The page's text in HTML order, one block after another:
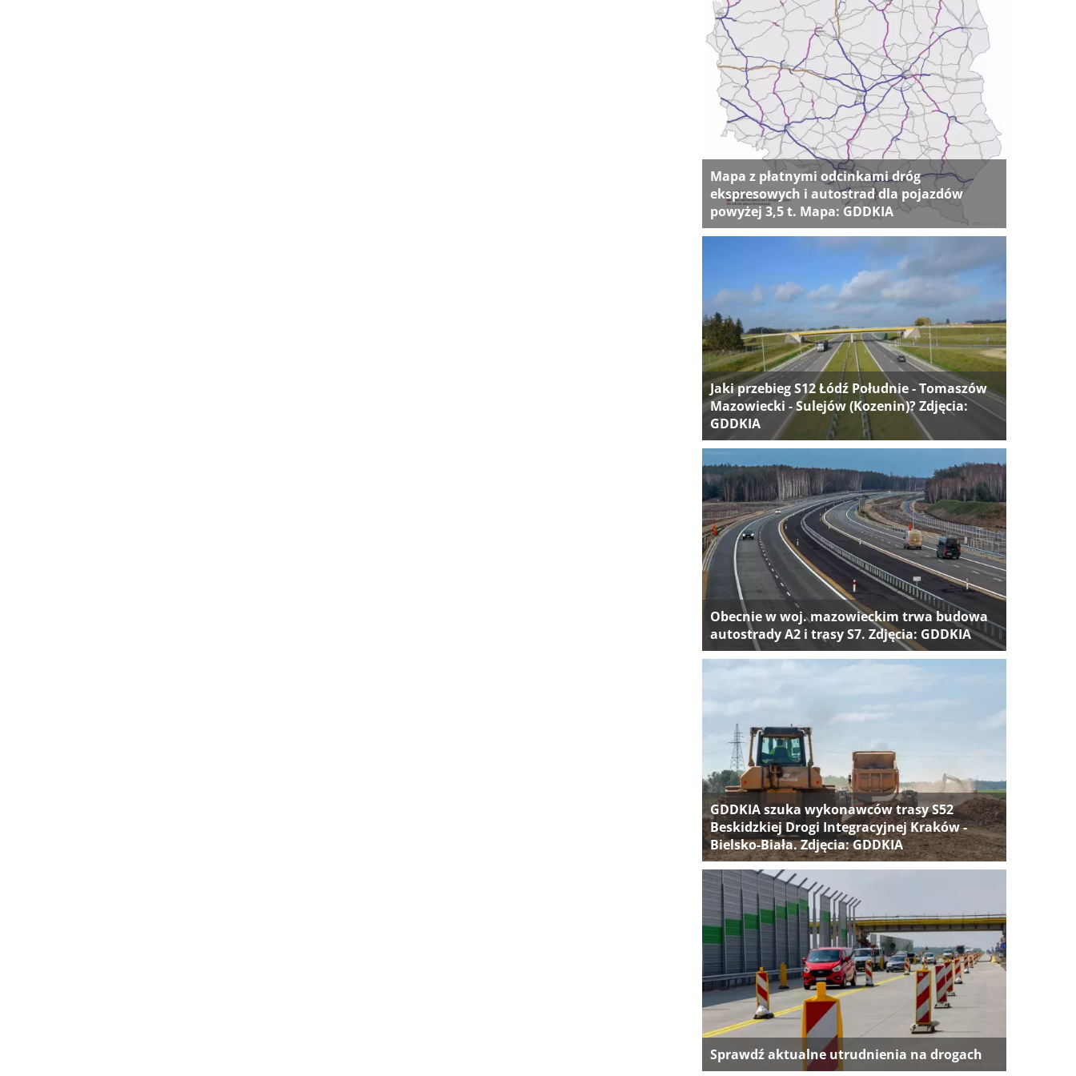
Mapa z płatnymi odcinkami dróg
ekspresowych i autostrad dla pojazdów
powyżej 3,5 t. Mapa: GDDKIA
Jaki przebieg S12 Łódź Południe - Tomaszów
Mazowiecki - Sulejów (Kozenin)? Zdjęcia:
GDDKIA
Obecnie w woj. mazowieckim trwa budowa
autostrady A2 i trasy S7. Zdjęcia: GDDKIA
GDDKIA szuka wykonawców trasy S52
Beskidzkiej Drogi Integracyjnej Kraków -
Bielsko-Biała. Zdjęcia: GDDKIA
Sprawdź aktualne utrudnienia na drogach